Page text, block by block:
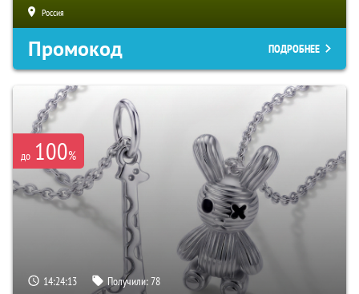
Россия
Промокод ПОДРОБНЕЕ
до 100%
14:24:13 Получили:78